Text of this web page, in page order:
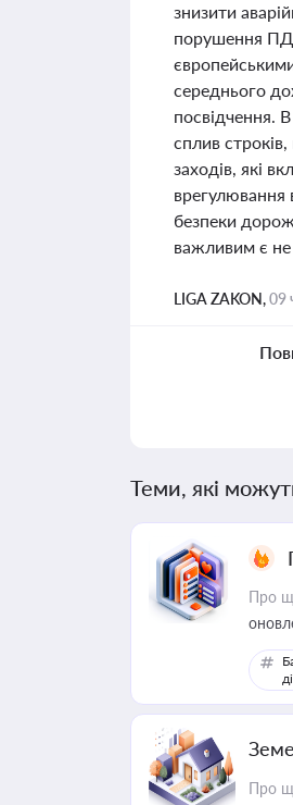
знизити
порушення
середнього
посвідчення.
сплив
заходів, які
врегулювання
безпеки
важливим є не
LIGA ZAKON,09
Теми, які
Про
Про